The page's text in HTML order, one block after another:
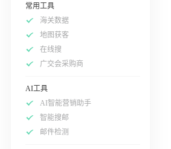
常用工具
海关数据
地图获客
在线搜
广交会采购商
AI工具
AI智能营销助手
智能搜邮
邮件检测